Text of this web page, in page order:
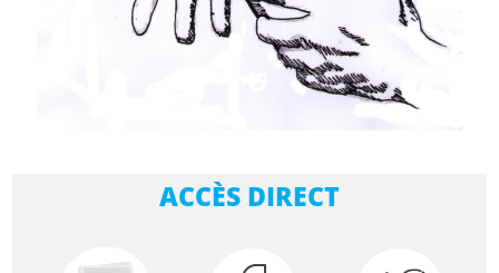
ACCÈS DIRECT